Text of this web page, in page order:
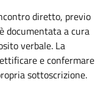
diretto, previo
documentata a cura
verbale. La
e confermare
sottoscrizione.